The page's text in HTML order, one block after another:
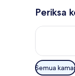
Periksa
Periksa
Filter
Semua